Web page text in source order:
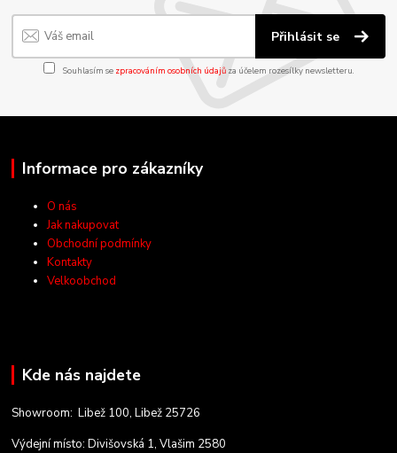
Přihlásit se
Souhlasím se zpracováním osobních údajůza účelem rozesílky newsletteru.
Informace pro zákazníky
O nás
Jak nakupovat
Obchodní podmínky
Kontakty
Velkoobchod
Kde nás najdete
Showroom: Libež 100, Libež 25726
Výdejní místo: Divišovská 1, Vlašim 2580